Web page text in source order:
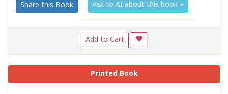
Share this Book Ask to AI about this book
Add to Cart
Printed Book